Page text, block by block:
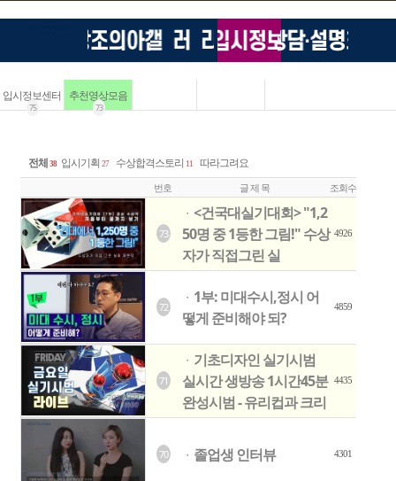
입시정보센터
75
추천영상모음
73
전체 38 입시기획 27 수상합격스토리 11
따라그려요
번호
글 제 목 조회수
73
ㆍ <건국대실기대회> "1,2
50명 중 1등한 그림!" 수상
자가 직접그린 실
4926
72
ㆍ 1부: 미대수시,정시 어
떻게 준비해야 되?
4859
71
ㆍ 기초디자인 실기시범
실시간 생방송 1시간45분
완성시범 - 유리컵과 크리
4435
70 ㆍ 졸업생 인터뷰 4301